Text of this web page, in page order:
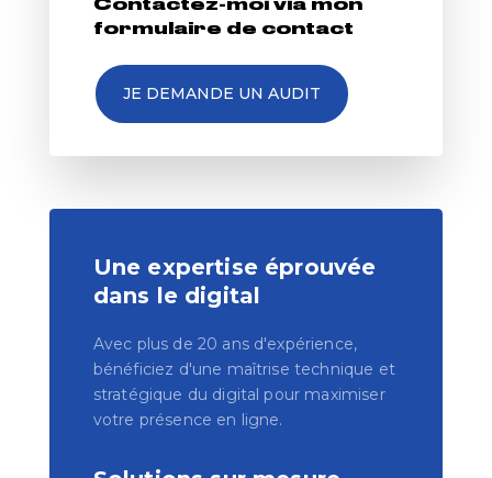
Contactez-moi via mon
formulaire de contact
JE DEMANDE UN AUDIT
Une expertise éprouvée
dans le digital
Avec plus de 20 ans d'expérience,
bénéficiez d'une maîtrise technique et
stratégique du digital pour maximiser
votre présence en ligne.